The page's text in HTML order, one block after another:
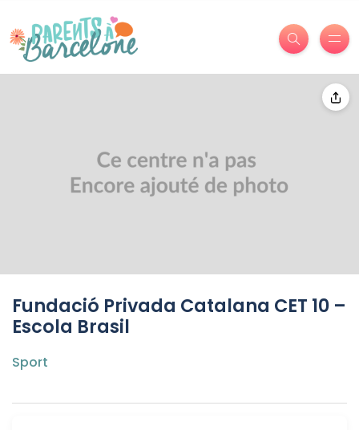
Fundació Privada Catalana CET 10 –
Escola Brasil
Sport